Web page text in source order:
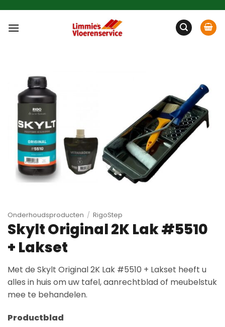
inhoud
Onderhoudsproducten / RigoStep
Skylt Original 2K Lak #5510
+ Lakset
Met de Skylt Original 2K Lak #5510 + Lakset heeft u
alles in huis om uw tafel, aanrechtblad of meubelstuk
mee te behandelen.
Productblad